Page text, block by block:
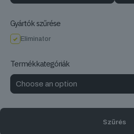
Gyártók szűrése
Eliminator
Termékkategóriák
Szűrés